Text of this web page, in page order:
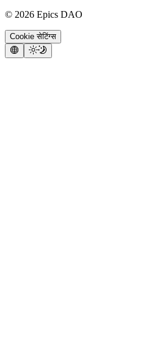
© 2026 Epics DAO
Cookie सेटिंग्स